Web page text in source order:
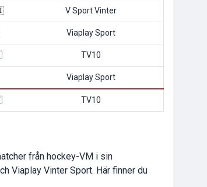
V Sport Vinter
Viaplay Sport
TV10
Viaplay Sport
TV10
från hockey-VM i sin
Viaplay Vinter Sport. Här finner du